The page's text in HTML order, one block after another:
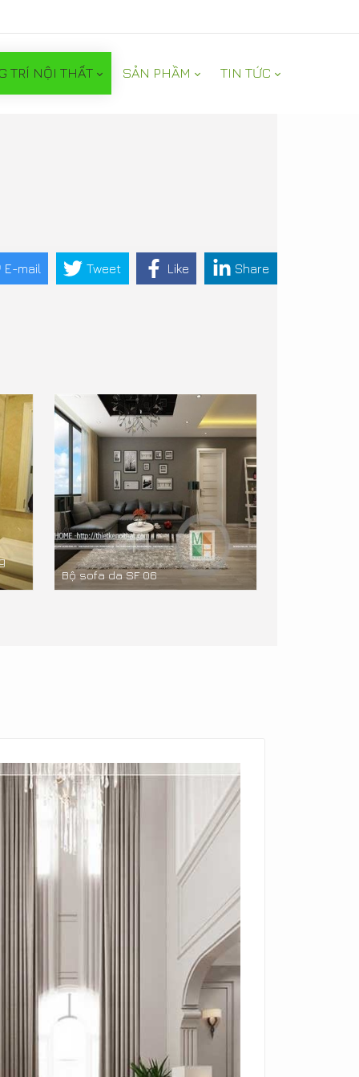
TRÍ NỘI THẤT SẢN PHẦM TIN TỨC
E-mail Tweet Like Share
Bộ sofa da SF 06